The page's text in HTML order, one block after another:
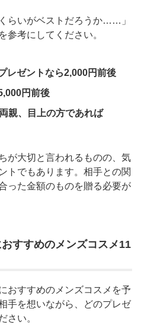
らいがベストだろうか……」
参考にしてください。
レゼントなら2,000円前後
円前後
親、目上の方であれば
が大切と言われるものの、気
トでもあります。相手との関
った金額のものを贈る必要が
おすすめのメンズコスメ11
おすすめのメンズコスメを予
手を想いながら、どのプレゼ
さい。